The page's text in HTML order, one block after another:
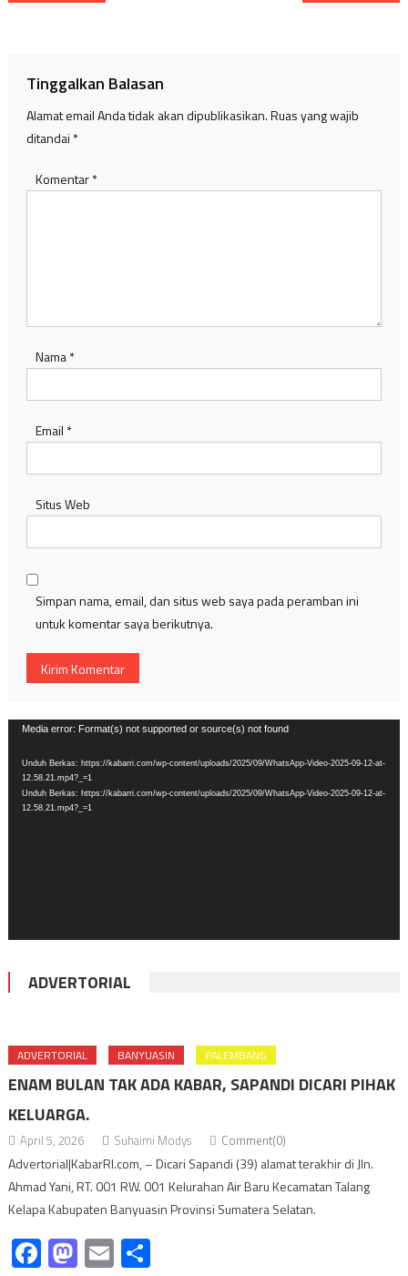
Tinggalkan Balasan
Alamat email Anda tidak akan dipublikasikan.Ruas yang wajib
ditandai *
Komentar*
Nama*
Email *
Situs Web
Simpan nama, email, dan situs web saya pada peramban ini
untuk komentar saya berikutnya.
Pemutar
Media error: Format(s) not supported or source(s) not found
Unduh Berkas: https://kabarri.com/wp-content/uploads/2025/09/WhatsApp-Video-2025-09-12-at-
12.58.21.mp4?_=1
Unduh Berkas: https://kabarri.com/wp-content/uploads/2025/09/WhatsApp-Video-2025-09-12-at-
12.58.21.mp4?_=1
ADVERTORIAL
ADVERTORIAL BANYUASIN PALEMBANG
ENAM BULAN TAK ADA KABAR, SAPANDI DICARI PIHAK
KELUARGA.
April 5, 2026 Suhaimi Modys Comment(0)
Advertorial|KabarRI.com, – Dicari Sapandi (39) alamat terakhir di Jln.
Ahmad Yani, RT. 001 RW. 001 Kelurahan Air Baru Kecamatan Talang
Kelapa Kabupaten Banyuasin Provinsi Sumatera Selatan.
Facebook
Mastodon
EmailShare